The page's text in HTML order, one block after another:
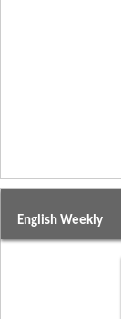
English Weekly